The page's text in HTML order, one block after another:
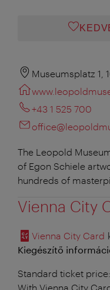
Museumsplatz 1,
+43 1 525 700
The Leopold
of Egon Schiele
hundreds of
Vienna City
Vienna City Card
Kiegészítő
Standard ticket
With Vienna City